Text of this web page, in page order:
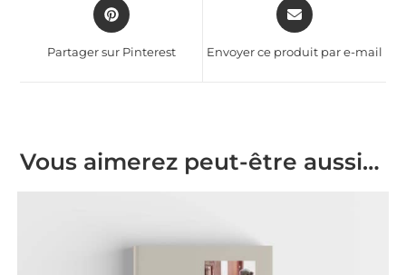
Partager sur Pinterest Envoyer ce produit par e-mail
Vous aimerez peut-être aussi…